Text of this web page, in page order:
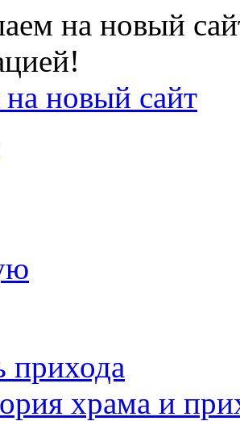
на новый
новый сайт
прихода
храма и